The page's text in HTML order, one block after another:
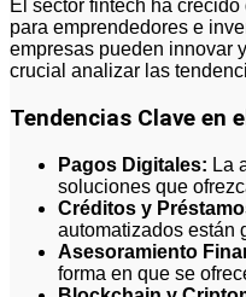
El sector fintech ha
para emprendedores e
empresas pueden innovar
crucial analizar las
Tendencias Clave en
Pagos Digitales: La
soluciones que
Créditos y
automatizados están
Asesoramiento
forma en que se